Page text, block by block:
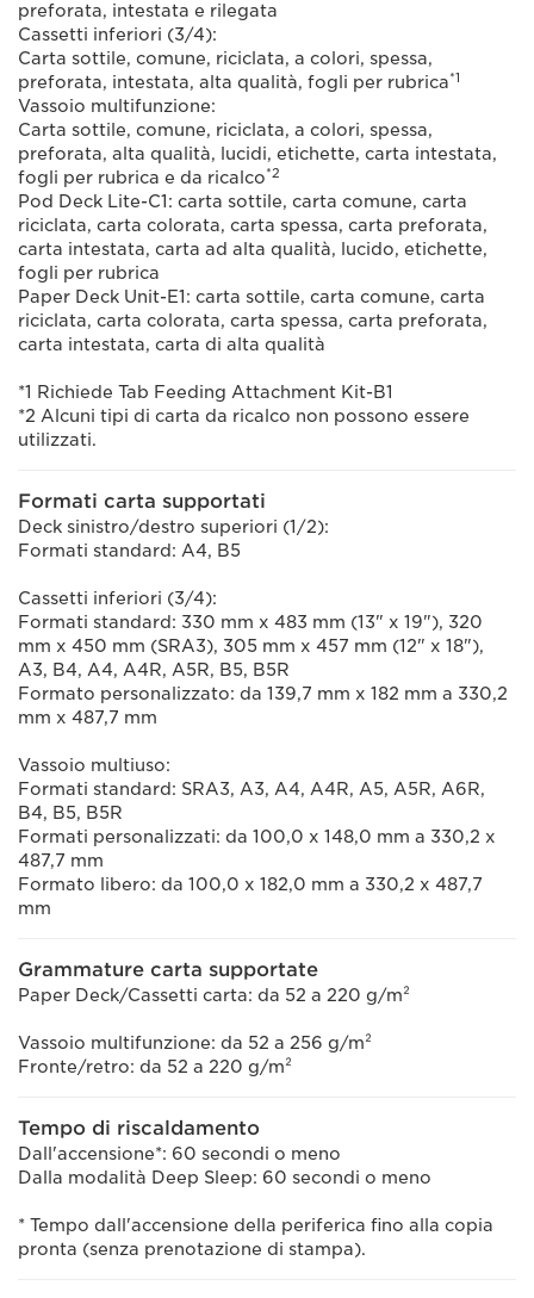
preforata, intestata e rilegata
Cassetti inferiori (3/4):
Carta sottile, comune, riciclata, a colori, spessa,
preforata, intestata, alta qualità, fogli per rubrica*1
Vassoio multifunzione:
Carta sottile, comune, riciclata, a colori, spessa,
preforata, alta qualità, lucidi, etichette, carta intestata,
fogli per rubrica e da ricalco*2
Pod Deck Lite-C1: carta sottile, carta comune, carta
riciclata, carta colorata, carta spessa, carta preforata,
carta intestata, carta ad alta qualità, lucido, etichette,
fogli per rubrica
Paper Deck Unit-E1: carta sottile, carta comune, carta
riciclata, carta colorata, carta spessa, carta preforata,
carta intestata, carta di alta qualità
*1 Richiede Tab Feeding Attachment Kit-B1
*2 Alcuni tipi di carta da ricalco non possono essere
utilizzati.
Formati carta supportati
Deck sinistro/destro superiori (1/2):
Formati standard: A4, B5
Cassetti inferiori (3/4):
Formati standard: 330 mm x 483 mm (13" x 19"), 320
mm x 450 mm (SRA3), 305 mm x 457 mm (12" x 18"),
A3, B4, A4, A4R, A5R, B5, B5R
Formato personalizzato: da 139,7 mm x 182 mm a 330,2
mm x 487,7 mm
Vassoio multiuso:
Formati standard: SRA3, A3, A4, A4R, A5, A5R, A6R,
B4, B5, B5R
Formati personalizzati: da 100,0 x 148,0 mm a 330,2 x
487,7 mm
Formato libero: da 100,0 x 182,0 mm a 330,2 x 487,7
mm
Grammature carta supportate
Paper Deck/Cassetti carta: da 52 a 220 g/m²
Vassoio multifunzione: da 52 a 256 g/m²
Fronte/retro: da 52 a 220 g/m²
Tempo di riscaldamento
Dall'accensione*: 60 secondi o meno
Dalla modalità Deep Sleep: 60 secondi o meno
* Tempo dall'accensione della periferica fino alla copia
pronta (senza prenotazione di stampa).